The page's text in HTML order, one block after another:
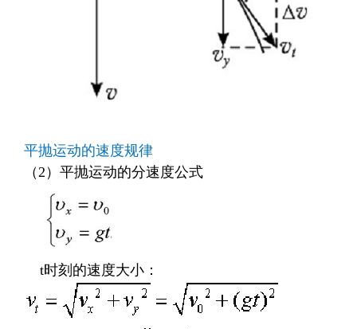
平抛运动的速度规律
（2 ）平抛运动的分速度公式
t时刻的速度大小：